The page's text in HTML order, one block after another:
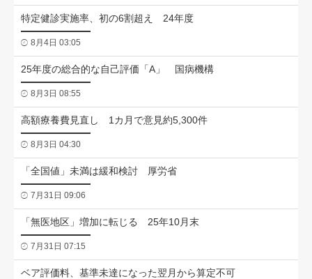
特定健診実施率、初の6割超え 24年度
8月4日 03:05
25年度の総合的な自己評価「A」 国病機構
8月3日 08:55
高額療養費見直し 1カ月で意見約5,300件
8月3日 04:30
「全国値」未満は緩和検討 厚労省
7月31日 09:06
「無医地区」増加に転じる 25年10月末
7月31日 07:15
ベア評価料、基準未達になった翌月から算定不可